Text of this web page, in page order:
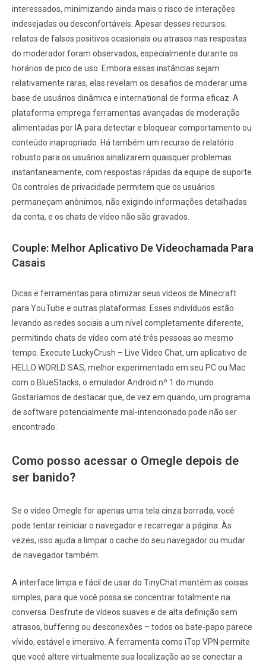
interessados, minimizando ainda mais o risco de interações
indesejadas ou desconfortáveis. Apesar desses recursos,
relatos de falsos positivos ocasionais ou atrasos nas respostas
do moderador foram observados, especialmente durante os
horários de pico de uso. Embora essas instâncias sejam
relativamente raras, elas revelam os desafios de moderar uma
base de usuários dinâmica e international de forma eficaz. A
plataforma emprega ferramentas avançadas de moderação
alimentadas por IA para detectar e bloquear comportamento ou
conteúdo inapropriado. Há também um recurso de relatório
robusto para os usuários sinalizarem quaisquer problemas
instantaneamente, com respostas rápidas da equipe de suporte.
Os controles de privacidade permitem que os usuários
permaneçam anônimos, não exigindo informações detalhadas
da conta, e os chats de vídeo não são gravados.
Couple: Melhor Aplicativo De Videochamada Para
Casais
Dicas e ferramentas para otimizar seus vídeos de Minecraft
para YouTube e outras plataformas. Esses indivíduos estão
levando as redes sociais a um nível completamente diferente,
permitindo chats de vídeo com até três pessoas ao mesmo
tempo. Execute LuckyCrush – Live Video Chat, um aplicativo de
HELLO WORLD SAS, melhor experimentado em seu PC ou Mac
com o BlueStacks, o emulador Android nº 1 do mundo.
Gostaríamos de destacar que, de vez em quando, um programa
de software potencialmente mal-intencionado pode não ser
encontrado.
Como posso acessar o Omegle depois de
ser banido?
Se o vídeo Omegle for apenas uma tela cinza borrada, você
pode tentar reiniciar o navegador e recarregar a página. Às
vezes, isso ajuda a limpar o cache do seu navegador ou mudar
de navegador também.
A interface limpa e fácil de usar do TinyChat mantém as coisas
simples, para que você possa se concentrar totalmente na
conversa. Desfrute de vídeos suaves e de alta definição sem
atrasos, buffering ou desconexões – todos os bate-papo parece
vívido, estável e imersivo. A ferramenta como iTop VPN permite
que você altere virtualmente sua localização ao se conectar a